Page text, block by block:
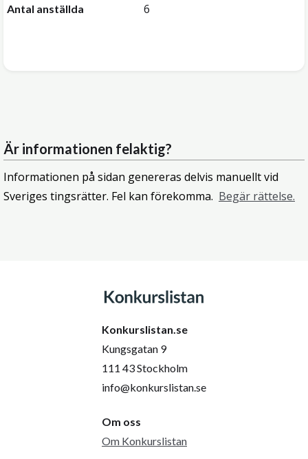
Antal anställda 6
Är informationen felaktig?
Informationen på sidan genereras delvis manuellt vid
Sveriges tingsrätter. Fel kan förekomma. Begär rättelse.
Konkurslistan.se
Kungsgatan 9
111 43 Stockholm
info@konkurslistan.se
Om oss
Om Konkurslistan